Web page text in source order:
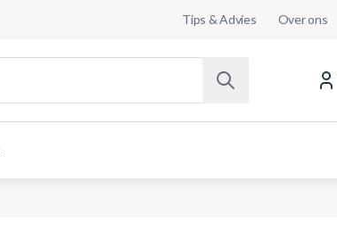
Tips & Advies Over ons